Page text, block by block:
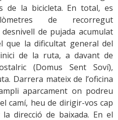
de la bicicleta. En total, es
de recorregut
de pujada acumulat
que la dificultat general del
de la ruta, a davant de
(Domus Sent Soví),
Darrera mateix de l’oficina
aparcament on podreu
camí, heu de dirigir-vos cap
direcció de baixada. En el